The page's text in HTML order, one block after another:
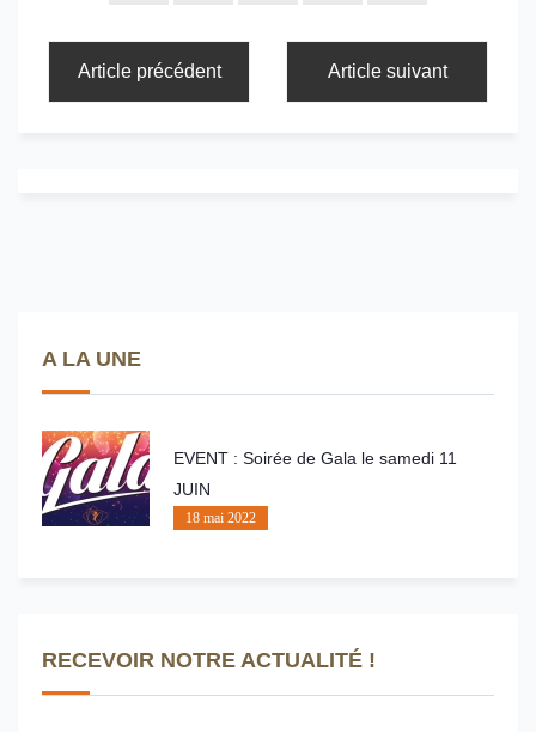
Article précédent Article suivant
A LA UNE
EVENT : Soirée de Gala le samedi 11
JUIN
18 mai 2022
RECEVOIR NOTRE ACTUALITÉ !